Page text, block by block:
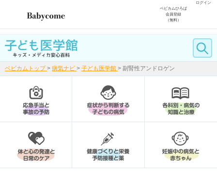
ログイン
ベビカムひろば
会員登録
（無料）
ベビカムトップ > 病気ナビ > 子ども医学館 > 副腎性アンドロゲン